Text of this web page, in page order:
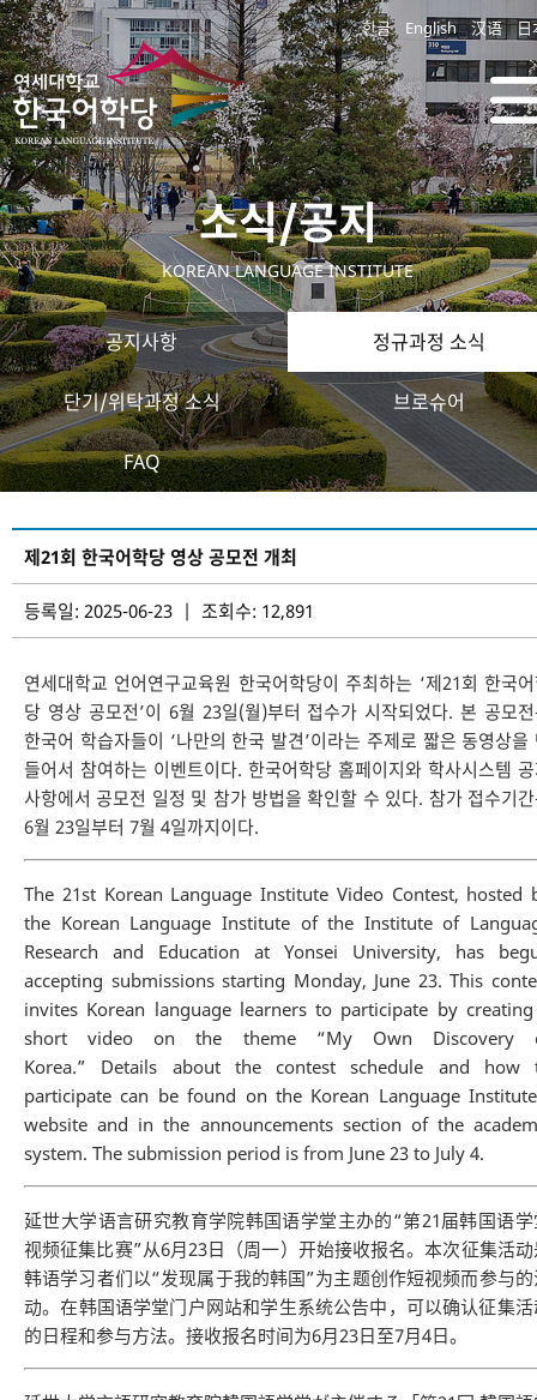
한글 English 汉语 日
소식/공지
KOREAN LANGUAGE INSTITUTE
공지사항 정규과정 소식
단기/위탁과정 소식 브로슈어
FAQ
제21회 한국어학당 영상 공모전 개최
등록일: 2025-06-23 | 조회수: 12,891
연세대학교 언어연구교육원 한국어학당이 주최하는 ‘제21회 한국
당 영상 공모전’이 6월 23일(월)부터 접수가 시작되었다. 본 공모
한국어 학습자들이 ‘나만의 한국 발견’이라는 주제로 짧은 동영상을
들어서 참여하는 이벤트이다. 한국어학당 홈페이지와 학사시스템
사항에서 공모전 일정 및 참가 방법을 확인할 수 있다. 참가 접수기
6월 23일부터 7월 4일까지이다.
The 21st Korean Language Institute Video Contest, hosted
the Korean Language Institute of the Institute of
Research and Education at Yonsei University, has
accepting submissions starting Monday, June 23. This
invites Korean language learners to participate by
short video on the theme “My Own Discovery
Korea.” Details about the contest schedule and how
participate can be found on the Korean Language
website and in the announcements section of the
system. The submission period is from June 23 to July 4.
延世大学语言研究教育学院韩国语学堂主办的“第21届韩国语
视频征集比赛”从6月23日（周一）开始接收报名。本次征集活
韩语学习者们以“发现属于我的韩国”为主题创作短视频而参与
动。在韩国语学堂门户网站和学生系统公告中，可以确认征集
的日程和参与方法。接收报名时间为6月23日至7月4日。